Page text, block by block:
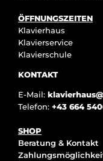
ÖFFNUNGSZEITEN
Klavierhaus
Klavierservice
Klavierschule
KONTAKT
E-Mail:
Telefon: +43 664
SHOP
Beratung & Kontakt